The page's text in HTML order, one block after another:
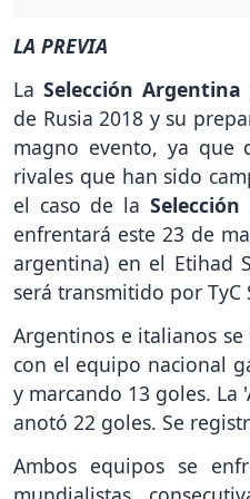
LA PREVIA
La Selección Argentina
de Rusia 2018 y su
magno evento, ya que
rivales que han sido
el caso de la
enfrentará este 23 de
argentina) en el Etihad
será transmitido por TyC
Argentinos e italianos
con el equipo nacional
y marcando 13 goles. La
anotó 22 goles. Se
Ambos equipos se